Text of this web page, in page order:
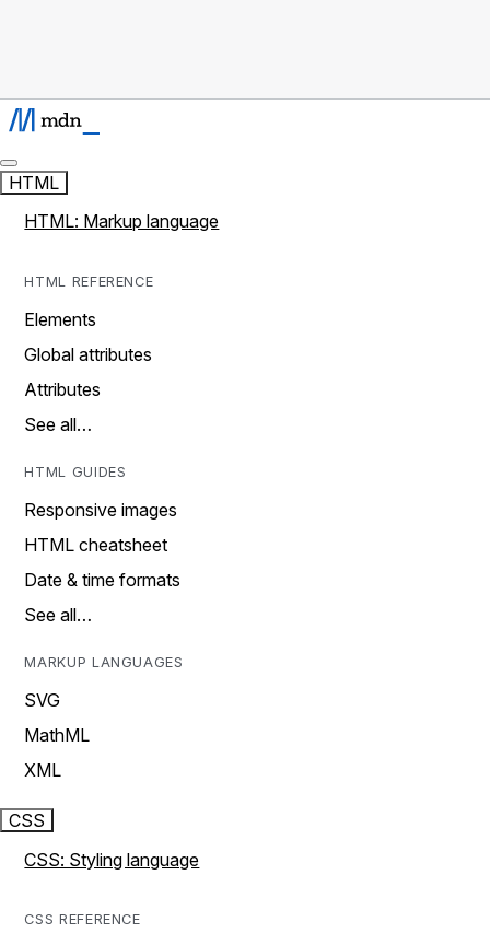
HTML
HTML: Markup language
HTML REFERENCE
Elements
Global attributes
Attributes
See all…
HTML GUIDES
Responsive images
HTML cheatsheet
Date & time formats
See all…
MARKUP LANGUAGES
SVG
MathML
XML
CSS
CSS: Styling language
CSS REFERENCE